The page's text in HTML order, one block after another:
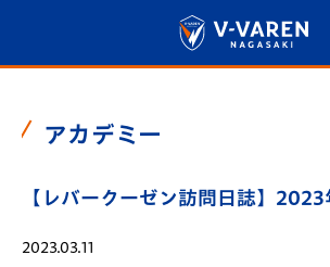
アカデミー
【レバークーゼン訪問日誌】2023
2023.03.11